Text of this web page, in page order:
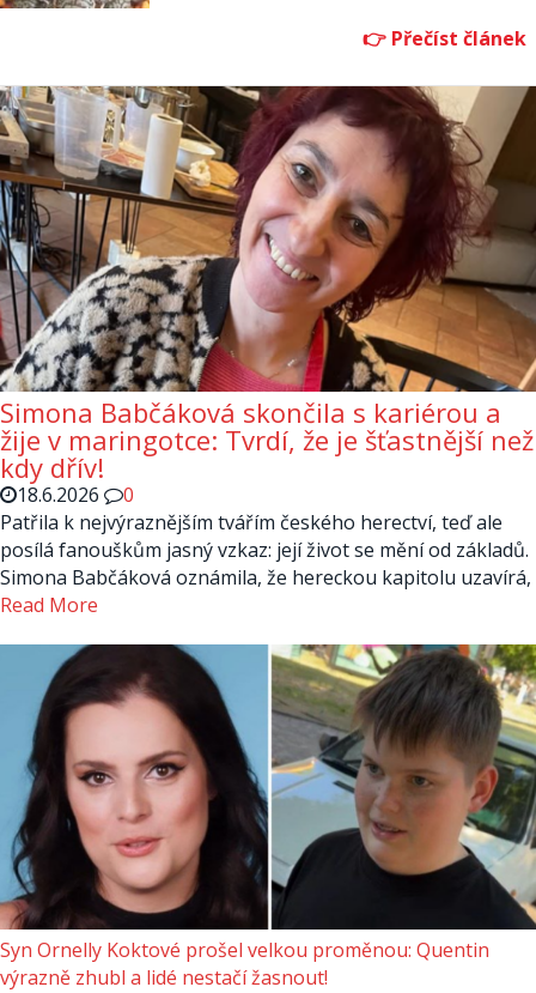
Simona Babčáková skončila s kariérou a
žije v maringotce: Tvrdí, že je šťastnější než
kdy dřív!
18.6.2026
0
Patřila k nejvýraznějším tvářím českého herectví, teď ale
posílá fanouškům jasný vzkaz: její život se mění od základů.
Simona Babčáková oznámila, že hereckou kapitolu uzavírá,
Read More
Syn Ornelly Koktové prošel velkou proměnou: Quentin
výrazně zhubl a lidé nestačí žasnout!